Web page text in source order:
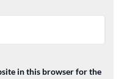
in this browser for the